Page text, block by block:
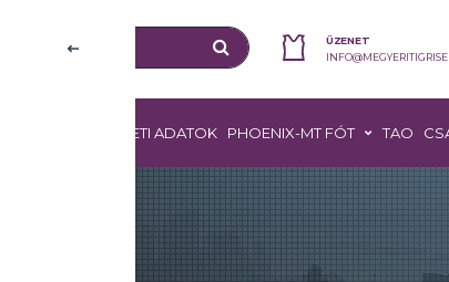
ÜZENET
EGYESÜLETI ADATOK PHOENIX-MT FÓT TAO